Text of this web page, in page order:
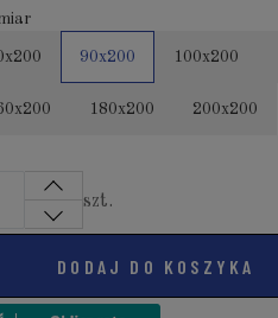
90x200 100x200
180x200 200x200
szt.
DODAJ DO KOSZYKA